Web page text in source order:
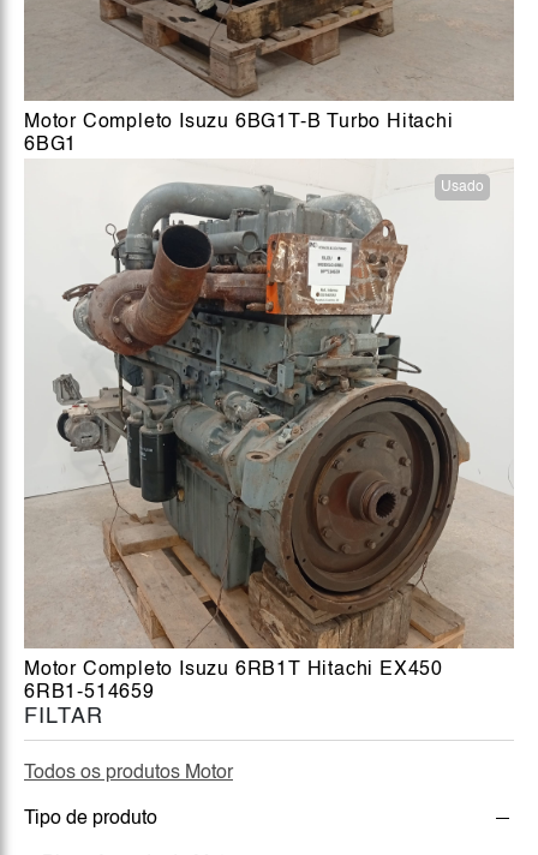
FILTAR
Todos os produtos Motor
Tipo de produto
Motor Completo Isuzu 6BG1T-B Turbo Hitachi
6BG1
Usado
Motor Completo Isuzu 6RB1T Hitachi EX450
6RB1-514659